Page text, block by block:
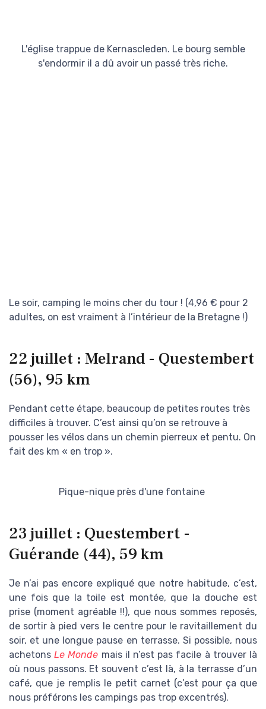
L'église trappue de Kernascleden. Le bourg semble
s'endormir il a dû avoir un passé très riche.
Le soir, camping le moins cher du tour ! (4,96 € pour 2
adultes, on est vraiment à l’intérieur de la Bretagne !)
22 juillet : Melrand - Questembert
(56), 95 km
Pendant cette étape, beaucoup de petites routes très
difficiles à trouver. C’est ainsi qu’on se retrouve à
pousser les vélos dans un chemin pierreux et pentu. On
fait des km « en trop ».
Pique-nique près d'une fontaine
23 juillet : Questembert -
Guérande (44), 59 km
Je n’ai pas encore expliqué que notre habitude, c’est,
une fois que la toile est montée, que la douche est
prise (moment agréable !!), que nous sommes reposés,
de sortir à pied vers le centre pour le ravitaillement du
soir, et une longue pause en terrasse. Si possible, nous
achetonsLe Monde mais il n’est pas facile à trouver là
où nous passons. Et souvent c’est là, à la terrasse d’un
café, que je remplis le petit carnet (c’est pour ça que
nous préférons les campings pas trop excentrés).